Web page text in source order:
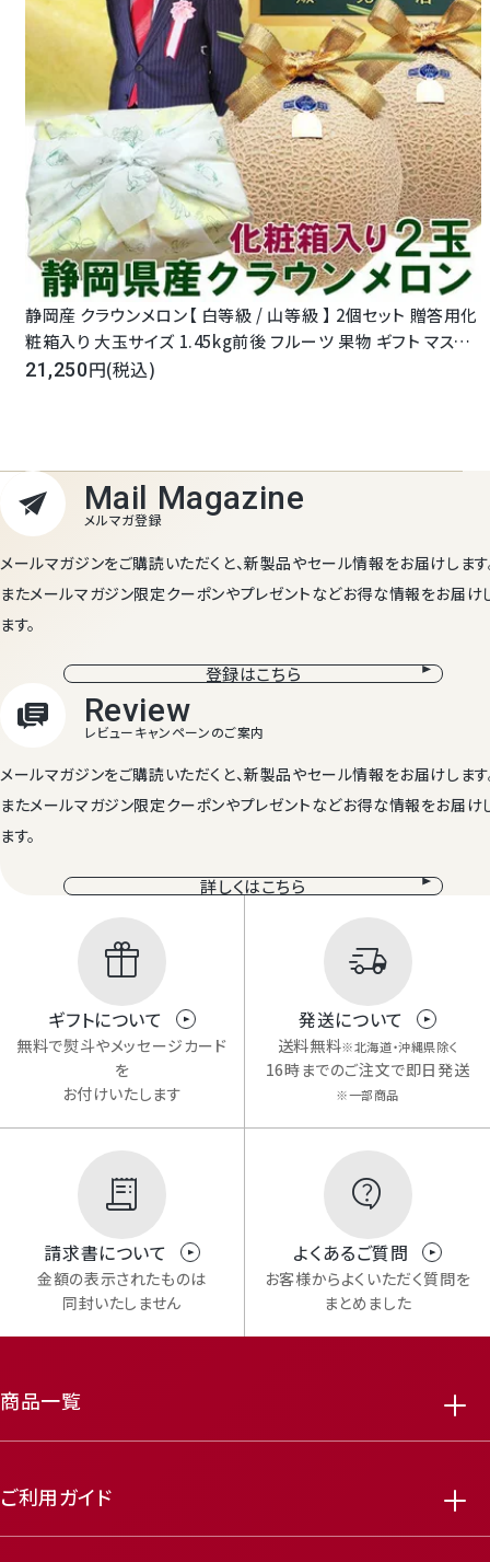
商品レビュー
静岡産 クラウンメロン【 白等級 / 山等級 】 2個セット 贈答用化
粧箱入り 大玉サイズ 1.45kg前後 フルーツ 果物 ギフト マスク
メロン メロン 無料メッセージカード グルメ 高級 お彼岸 ホワイ
21,250 (税込)
メールマガジンをご購読いただくと、新製品やセール情報をお届けします
またメールマガジン限定クーポンやプレゼントなどお得な情報をお届け
ます。
登録はこちら
メールマガジンをご購読いただくと、新製品やセール情報をお届けします
またメールマガジン限定クーポンやプレゼントなどお得な情報をお届け
ます。
詳しくはこちら
ギフトについて
無料で熨斗やメッセージカード
を
お付けいたします
発送について
送料無料※北海道・沖縄県除く
16時までのご注文で即日発送
※一部商品
請求書について
金額の表示されたものは
同封いたしません
よくあるご質問
お客様からよくいただく質問を
まとめました
商品一覧
ご利用ガイド